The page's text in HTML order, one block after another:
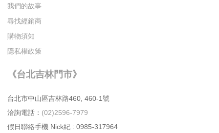
我們的故事
尋找經銷商
購物須知
隱私權政策
《台北吉林門市》
台北市中⼭區吉林路460, 460-1號
洽詢電話： (02)2596-7979
假日聯絡手機 Nick紀 : 0985-317964